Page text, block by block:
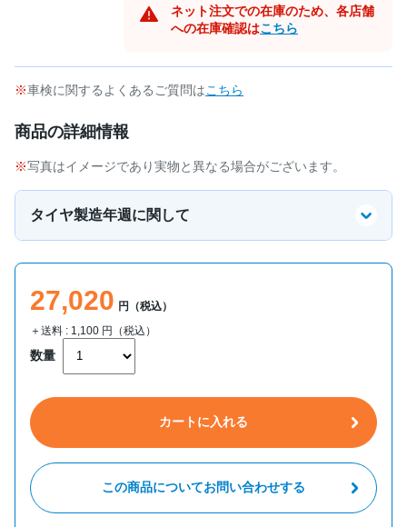
ネット注文での在庫のため、各店舗
への在庫確認はこちら
車検に関するよくあるご質問はこちら
商品の詳細情報
写真はイメージであり実物と異なる場合がございます。
タイヤ製造年週に関して
27,020 円（税込）
＋送料 : 1,100 円（税込）
数量
カートに入れる
この商品についてお問い合わせする